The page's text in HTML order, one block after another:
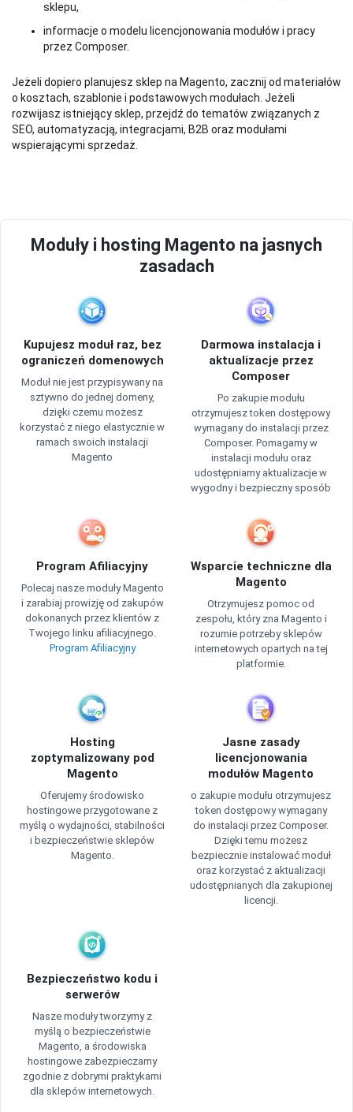
sklepu,
informacje o modelu licencjonowania modułów i pracy
przez Composer.
Jeżeli dopiero planujesz sklep na Magento, zacznij od materiałów
o kosztach, szablonie i podstawowych modułach. Jeżeli
rozwijasz istniejący sklep, przejdź do tematów związanych z
SEO, automatyzacją, integracjami, B2B oraz modułami
wspierającymi sprzedaż.
Moduły i hosting Magento na jasnych
zasadach
Kupujesz moduł raz, bez
ograniczeń domenowych
Moduł nie jest przypisywany na
sztywno do jednej domeny,
dzięki czemu możesz
korzystać z niego elastycznie w
ramach swoich instalacji
Magento
Darmowa instalacja i
aktualizacje przez
Composer
Po zakupie modułu
otrzymujesz token dostępowy
wymagany do instalacji przez
Composer. Pomagamy w
instalacji modułu oraz
udostępniamy aktualizacje w
wygodny i bezpieczny sposób
Program Afiliacyjny
Polecaj nasze moduły Magento
i zarabiaj prowizję od zakupów
dokonanych przez klientów z
Twojego linku afiliacyjnego.
Program Afiliacyjny
Wsparcie techniczne dla
Magento
Otrzymujesz pomoc od
zespołu, który zna Magento i
rozumie potrzeby sklepów
internetowych opartych na tej
platformie.
Hosting
zoptymalizowany pod
Magento
Oferujemy środowisko
hostingowe przygotowane z
myślą o wydajności, stabilności
i bezpieczeństwie sklepów
Magento.
Jasne zasady
licencjonowania
modułów Magento
o zakupie modułu otrzymujesz
token dostępowy wymagany
do instalacji przez Composer.
Dzięki temu możesz
bezpiecznie instalować moduł
oraz korzystać z aktualizacji
udostępnianych dla zakupionej
licencji.
Bezpieczeństwo kodu i
serwerów
Nasze moduły tworzymy z
myślą o bezpieczeństwie
Magento, a środowiska
hostingowe zabezpieczamy
zgodnie z dobrymi praktykami
dla sklepów internetowych.